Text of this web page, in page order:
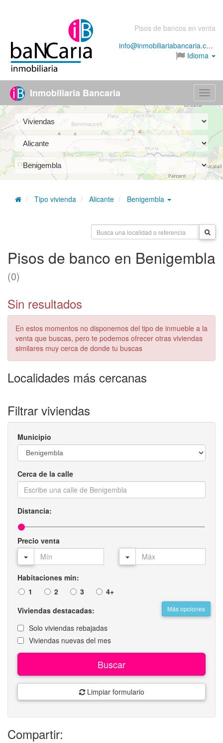
Pisos de bancos en venta
info@inmobiliariabancaria.com
Idioma
Menú
Inmobiliaria Bancaria
Tipo vivienda Alicante Benigembla
Pisos de banco en Benigembla
(0)
Sin resultados
En estos momentos no disponemos del tipo de inmueble a la
venta que buscas, pero te podemos ofrecer otras viviendas
similares muy cerca de donde tu buscas
Localidades más cercanas
Filtrar viviendas
Municipio
Cerca de la calle
Distancia:
Precio venta
Habitaciones mín:
1
2 3 4+
Más opciones
Viviendas destacadas:
Solo viviendas rebajadas
Viviendas nuevas del mes
Buscar
Limpiar formulario
Compartir: